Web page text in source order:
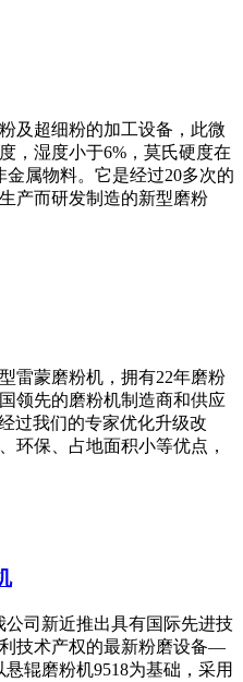
及超细粉的加工设备，此微
，湿度小于6%，莫氏硬度在
属物料。它是经过20多次的
产而研发制造的新型磨粉
雷蒙磨粉机，拥有22年磨粉
领先的磨粉机制造商和供应
过我们的专家优化升级改
环保、占地面积小等优点，
司新近推出具有国际先进技
技术产权的最新粉磨设备—
辊磨粉机9518为基础，采用